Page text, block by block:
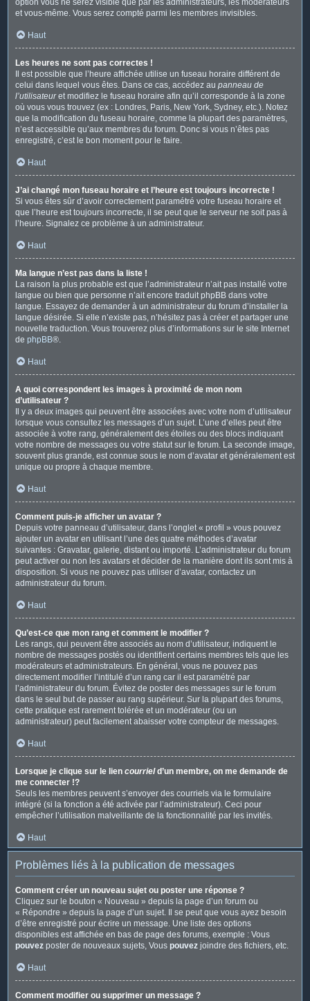
option vous ne serez visible que par les administrateurs, les modérateurs
et vous-même. Vous serez compté parmi les membres invisibles.
Haut
Les heures ne sont pas correctes !
Il est possible que l’heure affichée utilise un fuseau horaire différent de
celui dans lequel vous êtes. Dans ce cas, accédez au panneau de
l’utilisateuret modifiez le fuseau horaire afin qu’il corresponde à la zone
où vous vous trouvez (ex : Londres, Paris, New York, Sydney, etc.). Notez
que la modification du fuseau horaire, comme la plupart des paramètres,
n’est accessible qu’aux membres du forum. Donc si vous n’êtes pas
enregistré, c’est le bon moment pour le faire.
Haut
J’ai changé mon fuseau horaire et l’heure est toujours incorrecte !
Si vous êtes sûr d’avoir correctement paramétré votre fuseau horaire et
que l’heure est toujours incorrecte, il se peut que le serveur ne soit pas à
l’heure. Signalez ce problème à un administrateur.
Haut
Ma langue n’est pas dans la liste !
La raison la plus probable est que l’administrateur n’ait pas installé votre
langue ou bien que personne n’ait encore traduit phpBB dans votre
langue. Essayez de demander à un administrateur du forum d’installer la
langue désirée. Si elle n’existe pas, n’hésitez pas à créer et partager une
nouvelle traduction. Vous trouverez plus d’informations sur le site Internet
de phpBB®.
Haut
A quoi correspondent les images à proximité de mon nom
d’utilisateur ?
Il y a deux images qui peuvent être associées avec votre nom d’utilisateur
lorsque vous consultez les messages d’un sujet. L’une d’elles peut être
associée à votre rang, généralement des étoiles ou des blocs indiquant
votre nombre de messages ou votre statut sur le forum. La seconde image,
souvent plus grande, est connue sous le nom d’avatar et généralement est
unique ou propre à chaque membre.
Haut
Comment puis-je afficher un avatar ?
Depuis votre panneau d’utilisateur, dans l’onglet « profil » vous pouvez
ajouter un avatar en utilisant l’une des quatre méthodes d’avatar
suivantes : Gravatar, galerie, distant ou importé. L’administrateur du forum
peut activer ou non les avatars et décider de la manière dont ils sont mis à
disposition. Si vous ne pouvez pas utiliser d’avatar, contactez un
administrateur du forum.
Haut
Qu’est-ce que mon rang et comment le modifier ?
Les rangs, qui peuvent être associés au nom d’utilisateur, indiquent le
nombre de messages postés ou identifient certains membres tels que les
modérateurs et administrateurs. En général, vous ne pouvez pas
directement modifier l’intitulé d’un rang car il est paramétré par
l’administrateur du forum. Évitez de poster des messages sur le forum
dans le seul but de passer au rang supérieur. Sur la plupart des forums,
cette pratique est rarement tolérée et un modérateur (ou un
administrateur) peut facilement abaisser votre compteur de messages.
Haut
Lorsque je clique sur le lien courrield’un membre, on me demande de
me connecter !?
Seuls les membres peuvent s’envoyer des courriels via le formulaire
intégré (si la fonction a été activée par l’administrateur). Ceci pour
empêcher l’utilisation malveillante de la fonctionnalité par les invités.
Haut
Problèmes liés à la publication de messages
Comment créer un nouveau sujet ou poster une réponse ?
Cliquez sur le bouton « Nouveau » depuis la page d’un forum ou
« Répondre » depuis la page d’un sujet. Il se peut que vous ayez besoin
d’être enregistré pour écrire un message. Une liste des options
disponibles est affichée en bas de page des forums, exemple : Vous
pouvez poster de nouveaux sujets, Vous pouvez joindre des fichiers, etc.
Haut
Comment modifier ou supprimer un message ?